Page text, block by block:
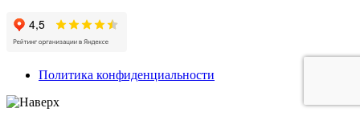
Политика конфиденциальности